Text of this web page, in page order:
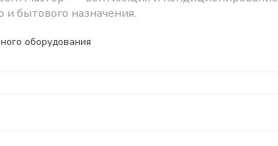
бытового назначения.
оборудования